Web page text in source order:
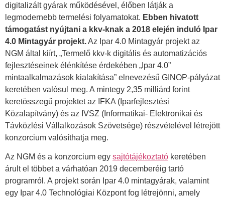
digitalizált gyárak működésével, élőben látják a
legmodernebb termelési folyamatokat. Ebben hivatott
támogatást nyújtani a kkv-knak a 2018 elején induló Ipar
4.0 Mintagyár projekt.Az Ipar 4.0 Mintagyár projekt az
NGM által kiírt, „Termelő kkv-k digitális és automatizációs
fejlesztéseinek élénkítése érdekében „Ipar 4.0”
mintaalkalmazások kialakítása” elnevezésű GINOP-pályázat
keretében valósul meg. A mintegy 2,35 milliárd forint
keretösszegű projektet az IFKA (Iparfejlesztési
Közalapítvány) és az IVSZ (Informatikai- Elektronikai és
Távközlési Vállalkozások Szövetsége) részvételével létrejött
konzorcium valósíthatja meg.
Az NGM és a konzorcium egy sajtótájékoztató keretében
árult el többet a várhatóan 2019 decemberéig tartó
programról. A projekt során Ipar 4.0 mintagyárak, valamint
egy Ipar 4.0 Technológiai Központ fog létrejönni, amely